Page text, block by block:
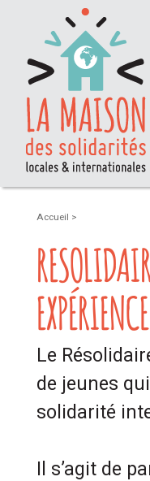
Accueil >
Le
de jeunes
solidarité
Il s’agit de